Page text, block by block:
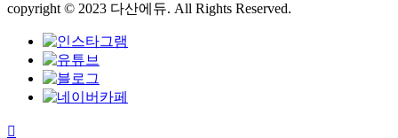
copyright © 2023 다산에듀. All Rights Reserved.